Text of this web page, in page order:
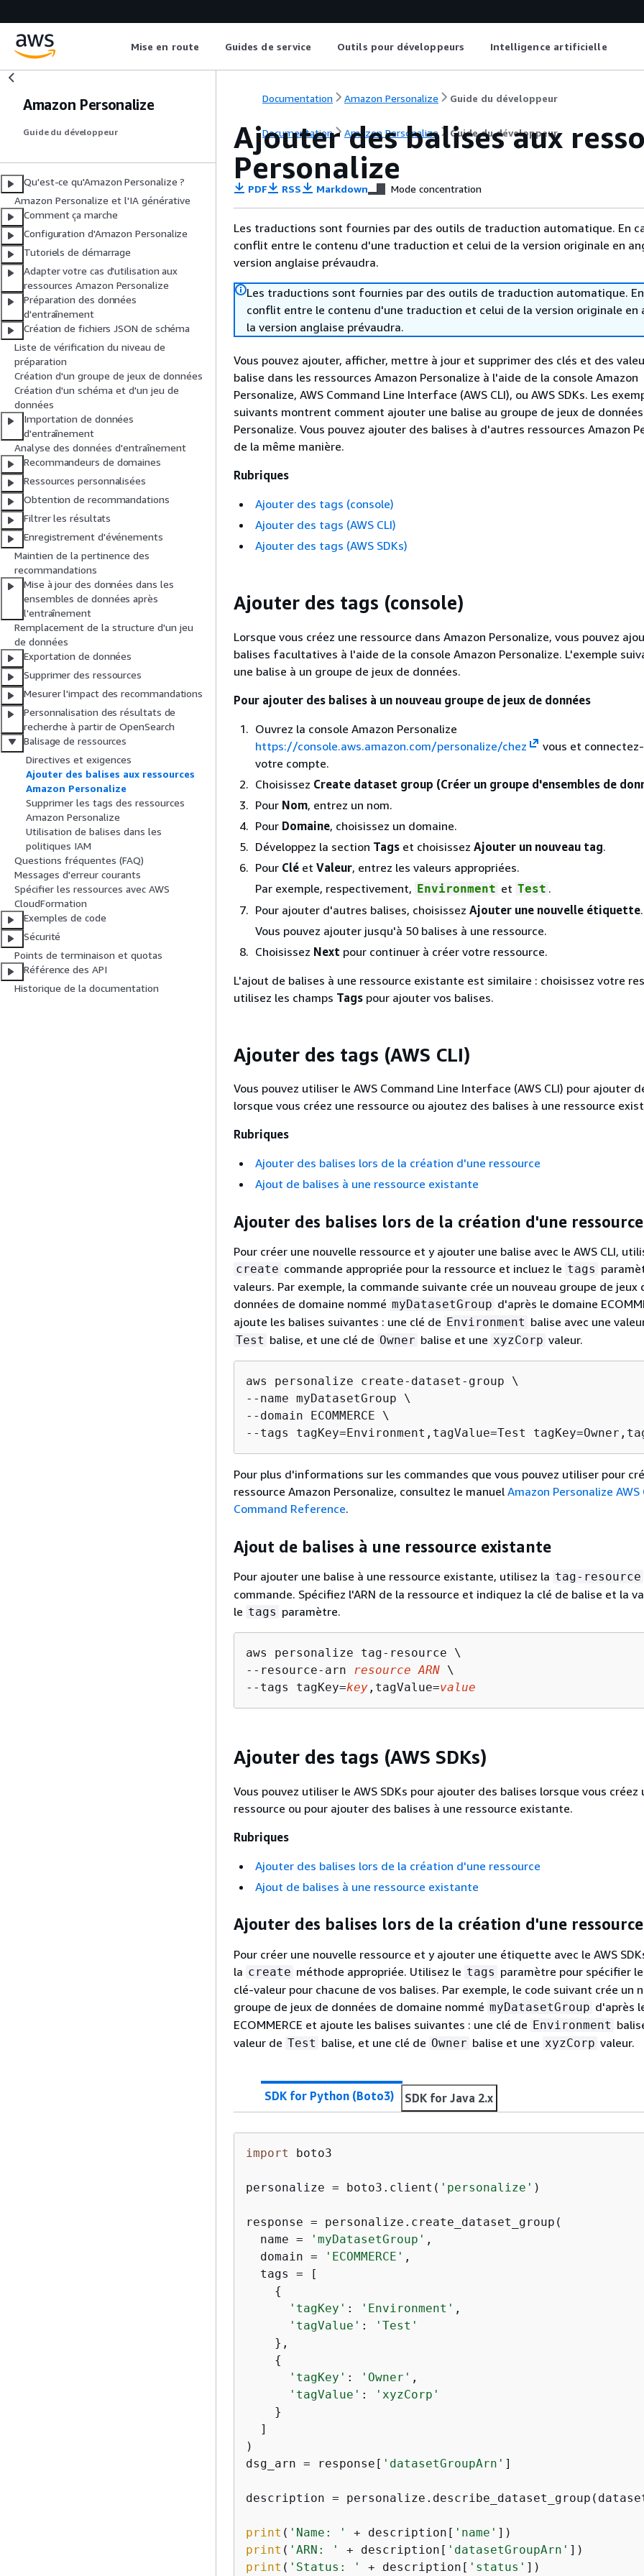
Mise en route Guides de service Outils pour développeurs Intelligence artificielle
Amazon Personalize
Guide du développeur
Qu'est-ce qu'Amazon Personalize ?
Amazon Personalize et l'IA générative
Comment ça marche
Configuration d'Amazon Personalize
Tutoriels de démarrage
Adapter votre cas d'utilisation aux
ressources Amazon Personalize
Préparation des données
d'entraînement
Création de fichiers JSON de schéma
Liste de vérification du niveau de
préparation
Création d'un groupe de jeux de données
Création d'un schéma et d'un jeu de
données
Importation de données
d'entraînement
Analyse des données d'entraînement
Recommandeurs de domaines
Ressources personnalisées
Obtention de recommandations
Filtrer les résultats
Enregistrement d'événements
Maintien de la pertinence des
recommandations
Mise à jour des données dans les
ensembles de données après
l'entraînement
Remplacement de la structure d'un jeu
de données
Exportation de données
Supprimer des ressources
Mesurer l'impact des recommandations
Personnalisation des résultats de
recherche à partir de OpenSearch
Balisage de ressources
Directives et exigences
Ajouter des balises aux ressources
Amazon Personalize
Supprimer les tags des ressources
Amazon Personalize
Utilisation de balises dans les
politiques IAM
Questions fréquentes (FAQ)
Messages d'erreur courants
Spécifier les ressources avec AWS
CloudFormation
Exemples de code
Sécurité
Points de terminaison et quotas
Référence des API
Historique de la documentation
Documentation Amazon Personalize Guide du développeur
Documentation Amazon Personalize Guide du développeur
Ajouter des balises aux
Personalize
PDF RSS Markdown Mode concentration
Les traductions sont fournies par des outils de traduction automatique. En
conflit entre le contenu d'une traduction et celui de la version originale en
version anglaise prévaudra.
Les traductions sont fournies par des outils de traduction automatique.
conflit entre le contenu d'une traduction et celui de la version originale en
la version anglaise prévaudra.
Vous pouvez ajouter, afficher, mettre à jour et supprimer des clés et des
balise dans les ressources Amazon Personalize à l'aide de la console Amazon
Personalize, AWS Command Line Interface (AWS CLI), ou AWS SDKs. Les
suivants montrent comment ajouter une balise au groupe de jeux de
Personalize. Vous pouvez ajouter des balises à d'autres ressources Amazon
de la même manière.
Rubriques
Ajouter des tags (console)
Ajouter des tags (AWS CLI)
Ajouter des tags (AWS SDKs)
Ajouter des tags (console)
Lorsque vous créez une ressource dans Amazon Personalize, vous pouvez
balises facultatives à l'aide de la console Amazon Personalize. L'exemple
une balise à un groupe de jeux de données.
Pour ajouter des balises à un nouveau groupe de jeux de données
Ouvrez la console Amazon Personalize
https://console.aws.amazon.com/personalize/chez
vous et
votre compte.
Choisissez Create dataset group (Créer un groupe d'ensembles de
Pour Nom, entrez un nom.
Pour Domaine, choisissez un domaine.
Développez la section Tags et choisissez Ajouter un nouveau tag.
Pour Clé et Valeur, entrez les valeurs appropriées.
Par exemple, respectivement, Environment et Test .
Pour ajouter d'autres balises, choisissez Ajouter une nouvelle étiquette.
Vous pouvez ajouter jusqu'à 50 balises à une ressource.
Choisissez Next pour continuer à créer votre ressource.
L'ajout de balises à une ressource existante est similaire : choisissez votre
utilisez les champs Tags pour ajouter vos balises.
Ajouter des tags (AWS CLI)
Vous pouvez utiliser le AWS Command Line Interface (AWS CLI) pour ajouter
lorsque vous créez une ressource ou ajoutez des balises à une ressource
Rubriques
Ajouter des balises lors de la création d'une ressource
Ajout de balises à une ressource existante
Ajouter des balises lors de la création d'une ressource
Pour créer une nouvelle ressource et y ajouter une balise avec le AWS CLI,
create commande appropriée pour la ressource et incluez le tags
valeurs. Par exemple, la commande suivante crée un nouveau groupe de jeux
données de domaine nommé myDatasetGroup d'après le domaine
ajoute les balises suivantes : une clé de Environment balise avec une
Test balise, et une clé de Owner balise et une xyzCorp valeur.
aws personalize create-dataset-group \
--name myDatasetGroup \
--domain ECOMMERCE \
--tags tagKey=Environment,tagValue=Test
Pour plus d'informations sur les commandes que vous pouvez utiliser pour
ressource Amazon Personalize, consultez le manuel Amazon Personalize AWS
Command Reference.
Ajout de balises à une ressource existante
Pour ajouter une balise à une ressource existante, utilisez la tag-resource
commande. Spécifiez l'ARN de la ressource et indiquez la clé de balise et la
le tags paramètre.
aws personalize tag-resource \
--resource-arn resource ARN \
--tags tagKey=key ,tagValue=value
Ajouter des tags (AWS SDKs)
Vous pouvez utiliser le AWS SDKs pour ajouter des balises lorsque vous créez
ressource ou pour ajouter des balises à une ressource existante.
Rubriques
Ajouter des balises lors de la création d'une ressource
Ajout de balises à une ressource existante
Ajouter des balises lors de la création d'une ressource
Pour créer une nouvelle ressource et y ajouter une étiquette avec le AWS
la create méthode appropriée. Utilisez le tags paramètre pour spécifier
clé-valeur pour chacune de vos balises. Par exemple, le code suivant crée un
groupe de jeux de données de domaine nommé myDatasetGroup d'après
ECOMMERCE et ajoute les balises suivantes : une clé de Environment
valeur de Test balise, et une clé de Owner balise et une xyzCorp valeur.
SDK for Python (Boto3) SDK for Java 2.x
import boto3
personalize = boto3.client( 'personalize' )
response = personalize.create_dataset_group(
  name =
'myDatasetGroup' ,
  domain =
'ECOMMERCE' ,
  tags = [
{
'tagKey' : 'Environment' ,
'tagValue' :
'Test'
    },
{
'tagKey' : 'Owner' ,
'tagValue' :
'xyzCorp'
    }
  ]
)
dsg_arn = response[ 'datasetGroupArn' ]
description =
print ( 'Name: ' + description[ 'name'
print ( 'ARN: ' + description[ 'datasetGroupArn'
print ( 'Status: ' + description[ 'status' ])